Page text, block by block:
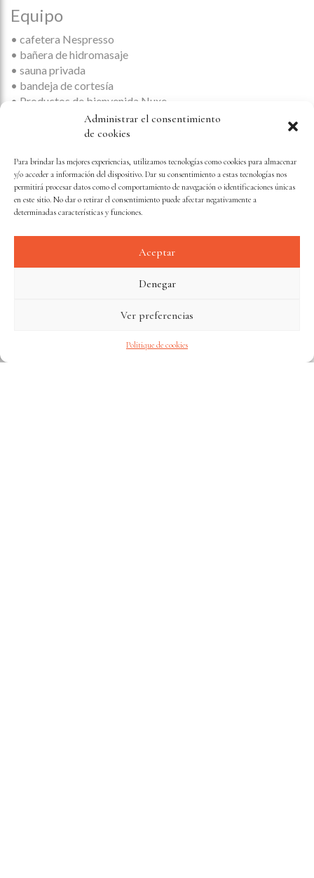
Administrar el consentimiento
de cookies
Para brindar las mejores experiencias, utilizamos tecnologías como cookies para almacenar
y/o acceder a información del dispositivo. Dar su consentimiento a estas tecnologías nos
permitirá procesar datos como el comportamiento de navegación o identificaciones únicas
en este sitio. No dar o retirar el consentimiento puede afectar negativamente a
determinadas características y funciones.
Aceptar
Denegar
Ver preferencias
Politique de cookies
Equipo
• cafetera Nespresso
• bañera de hidromasaje
• sauna privada
• bandeja de cortesía
• Productos de bienvenida Nuxe
• Mini bar
• canales de televisión internacionales
•Zona de cocina
• Vajilla Alessi
CONSULTAR LAS
DISPONIBILIDADES